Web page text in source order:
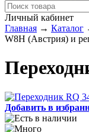
Личный кабинет
Главная → Каталог
W8H (Австрия) и
Добавить в